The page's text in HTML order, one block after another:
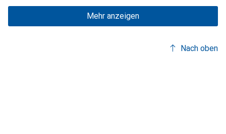
Mehr anzeigen
Nach oben